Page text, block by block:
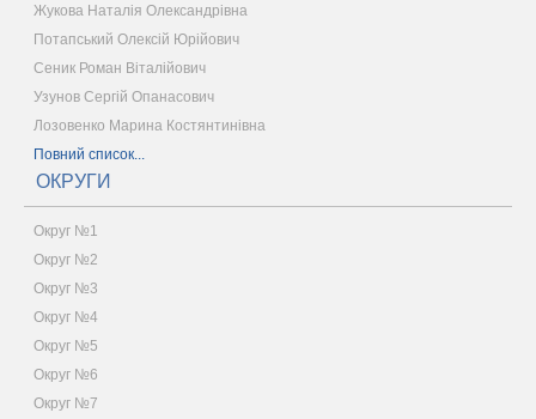
Жукова Наталія Олександрівна
Потапський Олексій Юрійович
Сеник Роман Віталійович
Узунов Сергій Опанасович
Лозовенко Марина Костянтинівна
Повний список...
ОКРУГИ
Округ №1
Округ №2
Округ №3
Округ №4
Округ №5
Округ №6
Округ №7